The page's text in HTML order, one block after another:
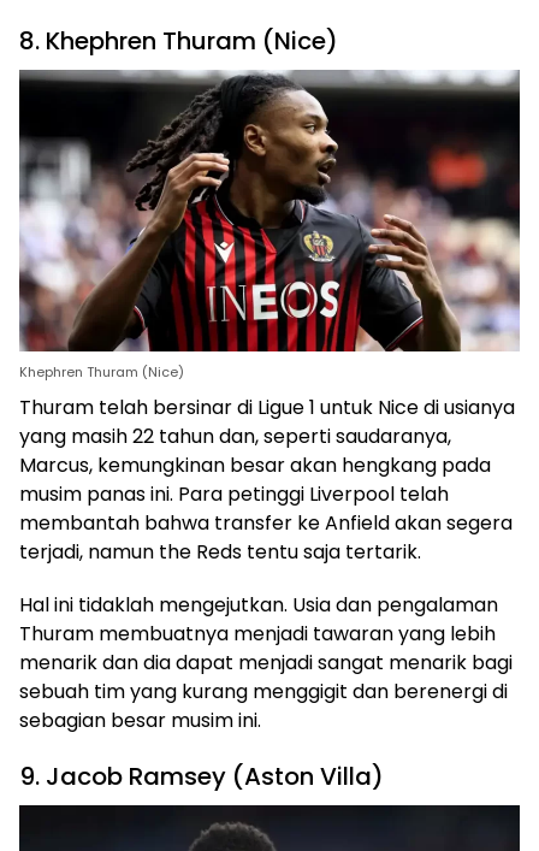
8. Khephren Thuram (Nice)
Khephren Thuram (Nice)
Thuram telah bersinar di Ligue 1 untuk Nice di usianya
yang masih 22 tahun dan, seperti saudaranya,
Marcus, kemungkinan besar akan hengkang pada
musim panas ini. Para petinggi Liverpool telah
membantah bahwa transfer ke Anfield akan segera
terjadi, namun the Reds tentu saja tertarik.
Hal ini tidaklah mengejutkan. Usia dan pengalaman
Thuram membuatnya menjadi tawaran yang lebih
menarik dan dia dapat menjadi sangat menarik bagi
sebuah tim yang kurang menggigit dan berenergi di
sebagian besar musim ini.
9. Jacob Ramsey (Aston Villa)